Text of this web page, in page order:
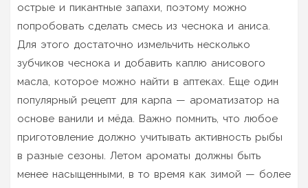
острые и пикантные запахи, поэтому можно
попробовать сделать смесь из чеснока и аниса.
Для этого достаточно измельчить несколько
зубчиков чеснока и добавить каплю анисового
масла, которое можно найти в аптеках. Еще один
популярный рецепт для карпа — ароматизатор на
основе ванили и мёда. Важно помнить, что любое
приготовление должно учитывать активность рыбы
в разные сезоны. Летом ароматы должны быть
менее насыщенными, в то время как зимой — более